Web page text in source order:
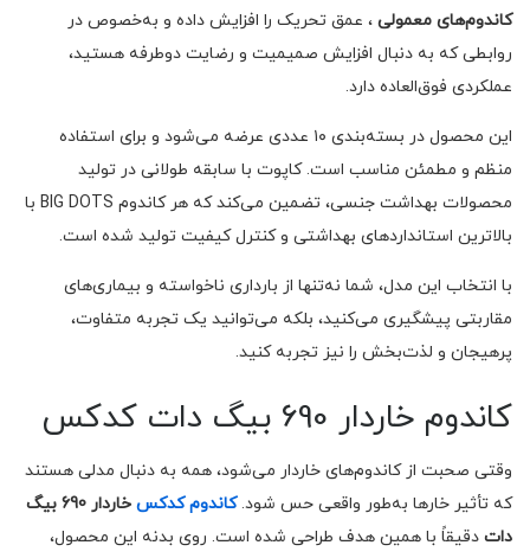
کاندوم‌های معمولی ، عمق تحریک را افزایش داده و به‌خصوص در
روابطی که به دنبال افزایش صمیمیت و رضایت دوطرفه هستید،
عملکردی فوق‌العاده دارد.
این محصول در بسته‌بندی ۱۰ عددی عرضه می‌شود و برای استفاده
منظم و مطمئن مناسب است. کاپوت با سابقه طولانی در تولید
محصولات بهداشت جنسی، تضمین می‌کند که هر کاندوم BIG DOTS با
بالاترین استانداردهای بهداشتی و کنترل کیفیت تولید شده است.
با انتخاب این مدل، شما نه‌تنها از بارداری ناخواسته و بیماری‌های
مقاربتی پیشگیری می‌کنید، بلکه می‌توانید یک تجربه متفاوت،
پرهیجان و لذت‌بخش را نیز تجربه کنید.
کاندوم خاردار 690 بیگ دات کدکس
وقتی صحبت از کاندوم‌های خاردار می‌شود، همه به دنبال مدلی هستند
که تأثیر خارها به‌طور واقعی حس شود.کاندوم کدکس
خاردار 690 بیگ
دات دقیقاً با همین هدف طراحی شده است. روی بدنه این محصول،